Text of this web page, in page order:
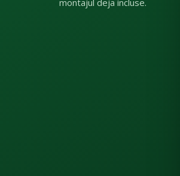
montajul deja incluse.